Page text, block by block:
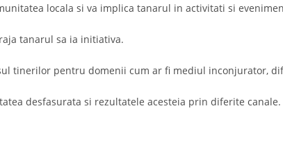
locala si va implica tanarul in activitati si
tanarul sa ia initiativa.
tinerilor pentru domenii cum ar fi mediul inconjurator,
desfasurata si rezultatele acesteia prin diferite canale.